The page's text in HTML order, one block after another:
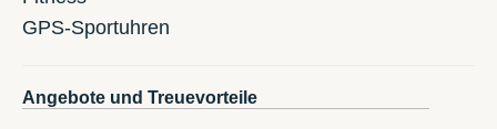
GPS-Sportuhren
Angebote und Treuevorteile